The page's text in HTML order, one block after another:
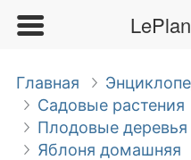
Главная
Садовые растения
Плодовые деревья
Яблоня домашняя